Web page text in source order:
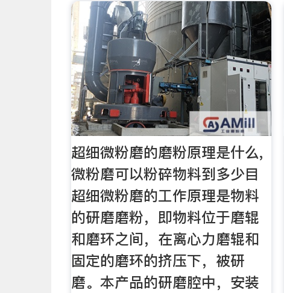
超细微粉磨的磨粉原理是什么,
微粉磨可以粉碎物料到多少目
超细微粉磨的工作原理是物料
的研磨磨粉，即物料位于磨辊
和磨环之间，在离心力磨辊和
固定的磨环的挤压下，被研
磨。本产品的研磨腔中，安装